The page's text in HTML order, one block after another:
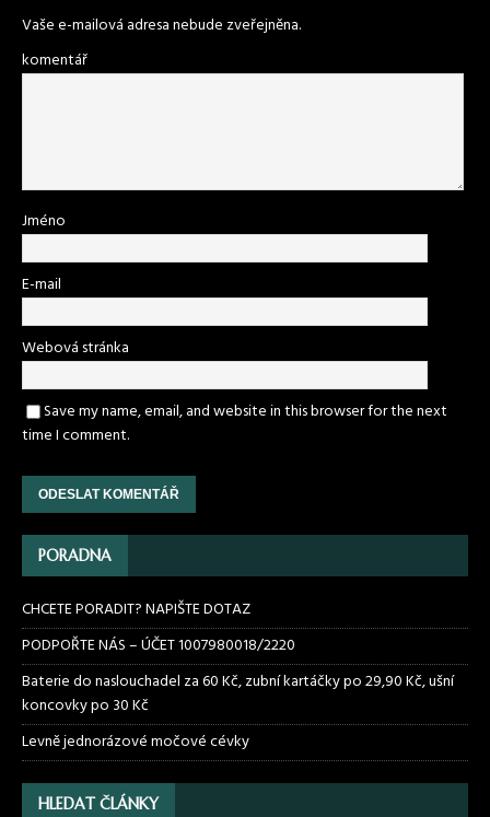
Vaše e-mailová adresa nebude zveřejněna.
komentář
Jméno
E-mail
Webová stránka
Save my name, email, and website in this browser for the next
time I comment.
PORADNA
CHCETE PORADIT? NAPIŠTE DOTAZ
PODPOŘTE NÁS – ÚČET 1007980018/2220
Baterie do naslouchadel za 60 Kč, zubní kartáčky po 29,90 Kč, ušní
koncovky po 30 Kč
Levně jednorázové močové cévky
HLEDAT ČLÁNKY